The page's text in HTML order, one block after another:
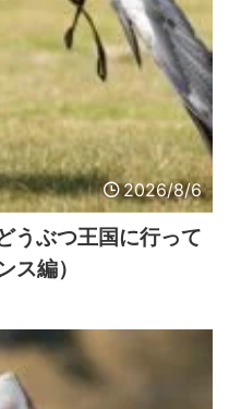
2026/8/6
うぶつ王国に行って
ス編）